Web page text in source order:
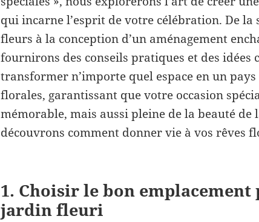
qui incarne l’esprit de votre célébration. De la
fleurs à la conception d’un aménagement
fournirons des conseils pratiques et des idées
transformer n’importe quel espace en un
florales, garantissant que votre occasion
mémorable, mais aussi pleine de la beauté
découvrons comment donner vie à vos rêves
1. Choisir le bon
jardin fleuri